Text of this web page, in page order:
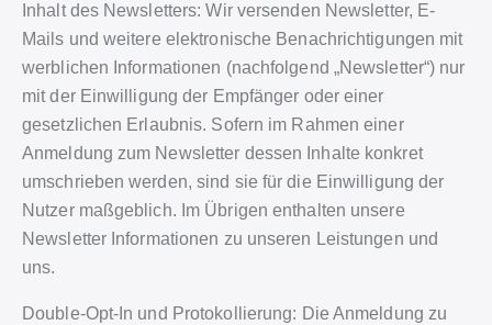
Inhalt des Newsletters: Wir versenden Newsletter, E-
Mails und weitere elektronische Benachrichtigungen mit
werblichen Informationen (nachfolgend „Newsletter“) nur
mit der Einwilligung der Empfänger oder einer
gesetzlichen Erlaubnis. Sofern im Rahmen einer
Anmeldung zum Newsletter dessen Inhalte konkret
umschrieben werden, sind sie für die Einwilligung der
Nutzer maßgeblich. Im Übrigen enthalten unsere
Newsletter Informationen zu unseren Leistungen und
uns.
Double-Opt-In und Protokollierung: Die Anmeldung zu